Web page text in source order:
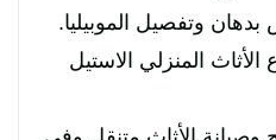
وتفصيل الموبيليا.
المنزلي الاستيل